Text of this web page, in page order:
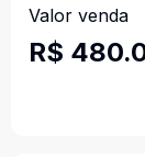
Valor venda
R$